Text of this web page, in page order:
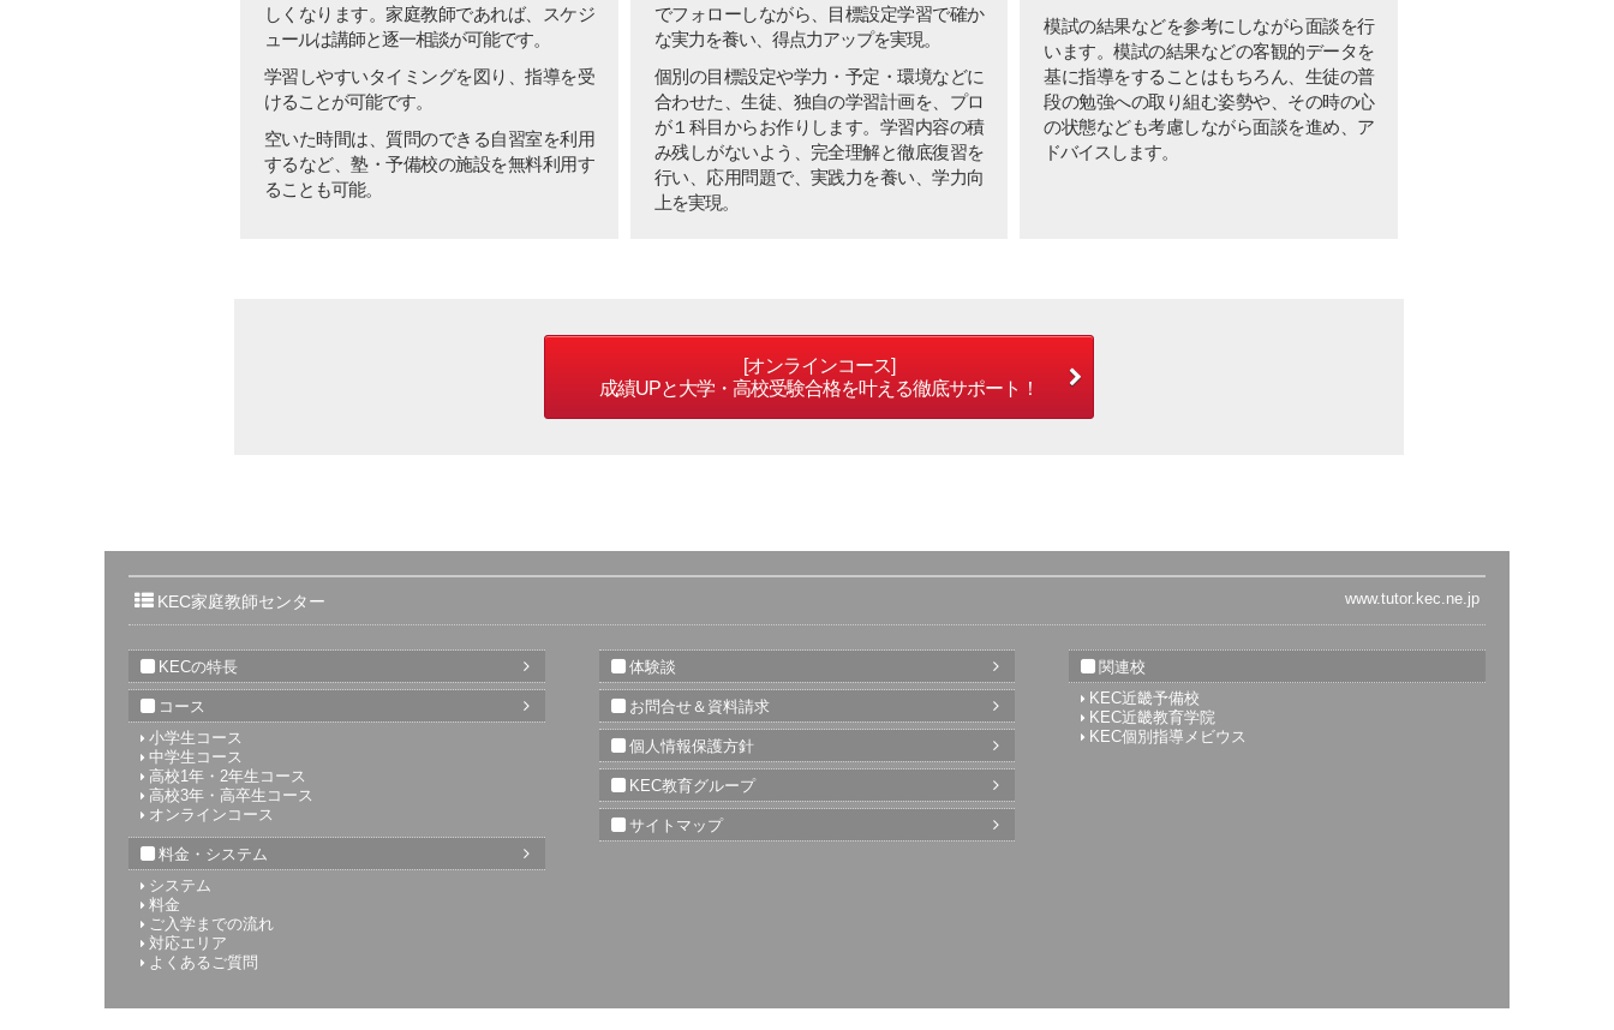
しくなります。家庭教師であれば、スケジ
ュールは講師と逐一相談が可能です。
学習しやすいタイミングを図り、指導を受
けることが可能です。
空いた時間は、質問のできる自習室を利用
するなど、塾・予備校の施設を無料利用す
ることも可能。
でフォローしながら、目標設定学習で確か
な実力を養い、得点力アップを実現。
個別の目標設定や学力・予定・環境などに
合わせた、生徒、独自の学習計画を、プロ
が１科目からお作りします。学習内容の積
み残しがないよう、完全理解と徹底復習を
行い、応用問題で、実践力を養い、学力向
上を実現。
模試の結果などを参考にしながら面談を行
います。模試の結果などの客観的データを
基に指導をすることはもちろん、生徒の普
段の勉強への取り組む姿勢や、その時の心
の状態なども考慮しながら面談を進め、ア
ドバイスします。
[オンラインコース]
成績UPと大学・高校受験合格を叶える徹底サポート！
KEC家庭教師センター
KECの特長
コース
小学生コース
中学生コース
高校1年・2年生コース
高校3年・高卒生コース
オンラインコース
料金・システム
システム
料金
ご入学までの流れ
対応エリア
よくあるご質問
体験談
お問合せ＆資料請求
個人情報保護方針
KEC教育グループ
サイトマップ
関連校
KEC近畿予備校
KEC近畿教育学院
KEC個別指導メビウス